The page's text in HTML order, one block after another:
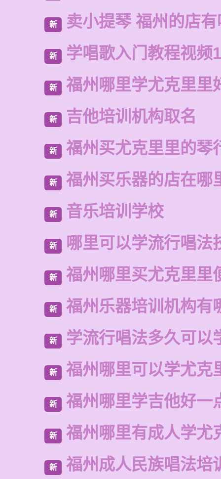
新 卖小提琴 福州的店
新 学唱歌入门教程视频
新 福州哪里学尤克里里
新 吉他培训机构取名
新 福州买尤克里里的琴
新 福州买乐器的店在哪
新 音乐培训学校
新 哪里可以学流行唱法
新 福州哪里买尤克里里
新 福州乐器培训机构有
新 学流行唱法多久可以
新 福州哪里可以学尤克
新 福州哪里学吉他好一
新 福州哪里有成人学尤
新 福州成人民族唱法培